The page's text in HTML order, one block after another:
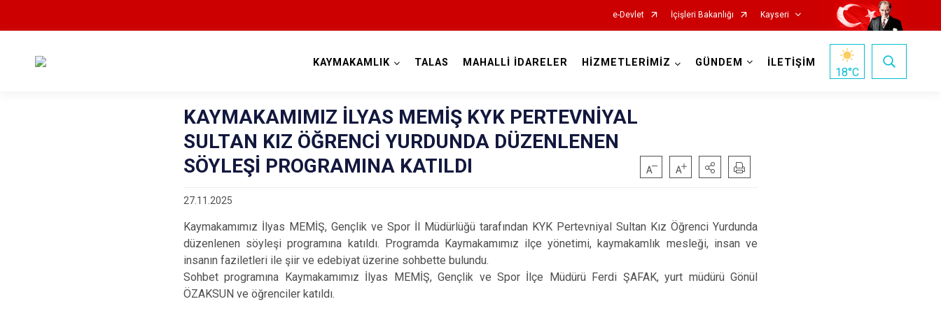
e-Devlet İçişleri Bakanlığı Kayseri
Bünyan
Felahiye
Pınarbaşı
Sarız
KAYMAKAMLIK TALAS MAHALLİ İDARELER HİZMETLERİMİZ GÜNDEM İLETİŞİM
18°C
KAYMAKAMIMIZ İLYAS MEMİŞ KYK PERTEVNİYAL
SULTAN KIZ ÖĞRENCİ YURDUNDA DÜZENLENEN
SÖYLEŞİ PROGRAMINA KATILDI
27.11.2025
Kaymakamımız İlyas MEMİŞ, Gençlik ve Spor İl Müdürlüğü tarafından KYK Pertevniyal Sultan Kız Öğrenci Yurdunda
düzenlenen söyleşi programına katıldı. Programda Kaymakamımız ilçe yönetimi, kaymakamlık mesleği, insan ve
insanın faziletleri ile şiir ve edebiyat üzerine sohbette bulundu.
Sohbet programına Kaymakamımız İlyas MEMİŞ, Gençlik ve Spor İlçe Müdürü Ferdi ŞAFAK, yurt müdürü Gönül
ÖZAKSUN ve öğrenciler katıldı.